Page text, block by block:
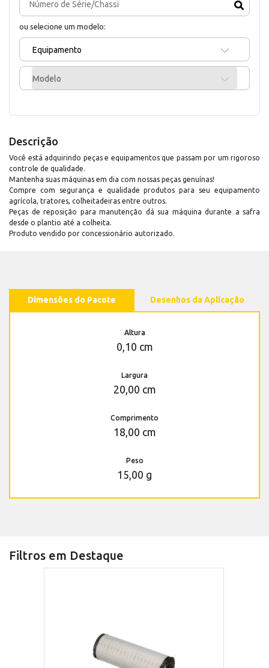
ou selecione um modelo:
Equipamento
Modelo
Descrição
Você está adquirindo peças e equipamentos que passam por um rigoroso
controle de qualidade.
Mantenha suas máquinas em dia com nossas peças genuínas!
Compre com segurança e qualidade produtos para seu equipamento
agrícola, tratores, colheitadeiras entre outros.
Peças de reposição para manutenção dá sua máquina durante a safra
desde o plantio até a colheita.
Produto vendido por concessionário autorizado.
Dimensões do Pacote Desenhos da Aplicação
Altura
0,10 cm
Largura
20,00 cm
Comprimento
18,00 cm
Peso
15,00 g
Filtros em Destaque